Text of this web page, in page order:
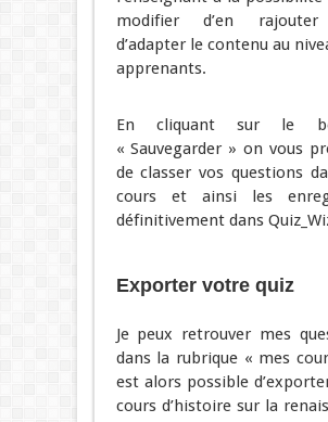
modifier d’en
d’adapter le contenu au
apprenants.
En cliquant sur le
« Sauvegarder » on vous
de classer vos questions
cours et ainsi les
définitivement dans
Exporter votre quiz
Je peux retrouver mes
dans la rubrique « mes
est alors possible
cours d’histoire sur la